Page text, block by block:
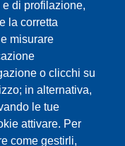
di profilazione,
la corretta
misurare
o clicchi su
in alternativa,
le tue
attivare. Per
come gestirli,
Emilia
|